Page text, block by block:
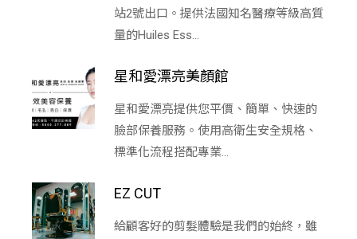
站2號出口。提供法國知名醫療等級高質
量的Huiles Ess...
星和愛漂亮美顏館
星和愛漂亮提供您平價、簡單、快速的
臉部保養服務。使用高衛生安全規格、
標準化流程搭配專業...
EZ CUT
給顧客好的剪髮體驗是我們的始終，雖